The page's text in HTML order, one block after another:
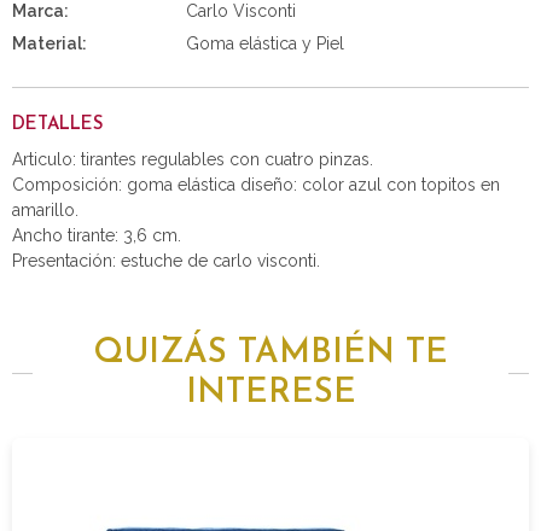
Marca:
Carlo Visconti
Material:
Goma elástica y Piel
DETALLES
Articulo: tirantes regulables con cuatro pinzas.
Composición: goma elástica diseño: color azul con topitos en
amarillo.
Ancho tirante: 3,6 cm.
Presentación: estuche de carlo visconti.
QUIZÁS TAMBIÉN TE
INTERESE